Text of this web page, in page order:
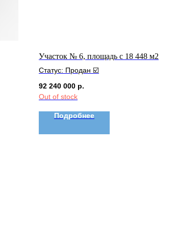
Участок № 6, площадь с 18 448 м2
Статус: Продан ☑️
92 240 000 р.
Out of stock
Подробнее